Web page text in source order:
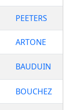
PEETERS
ARTONE
BAUDUIN
BOUCHEZ